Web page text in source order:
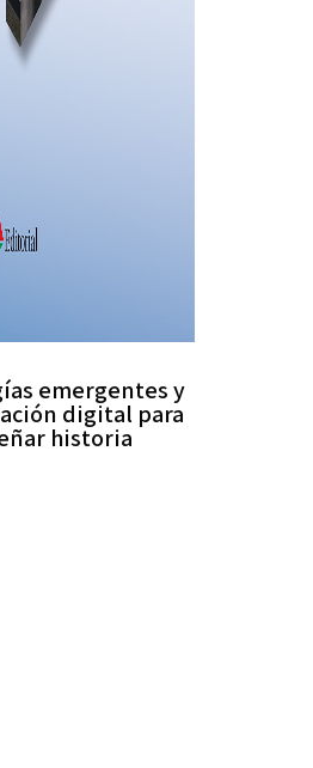
emergentes y
digital para
historia